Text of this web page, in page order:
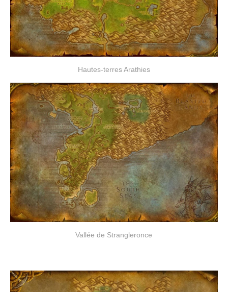
Hautes-terres Arathies
Vallée de Strangleronce